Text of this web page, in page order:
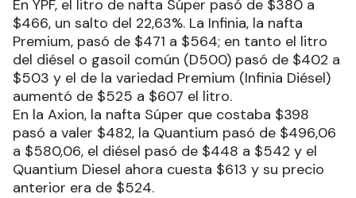
En YPF, el litro de nafta Súper pasó de $380 a
$466, un salto del 22,63%. La Infinia, la nafta
Premium, pasó de $471 a $564; en tanto el litro
del diésel o gasoil común (D500) pasó de $402 a
$503 y el de la variedad Premium (Infinia Diésel)
aumentó de $525 a $607 el litro.
En la Axion, la nafta Súper que costaba $398
pasó a valer $482, la Quantium pasó de $496,06
a $580,06, el diésel pasó de $448 a $542 y el
Quantium Diesel ahora cuesta $613 y su precio
anterior era de $524.